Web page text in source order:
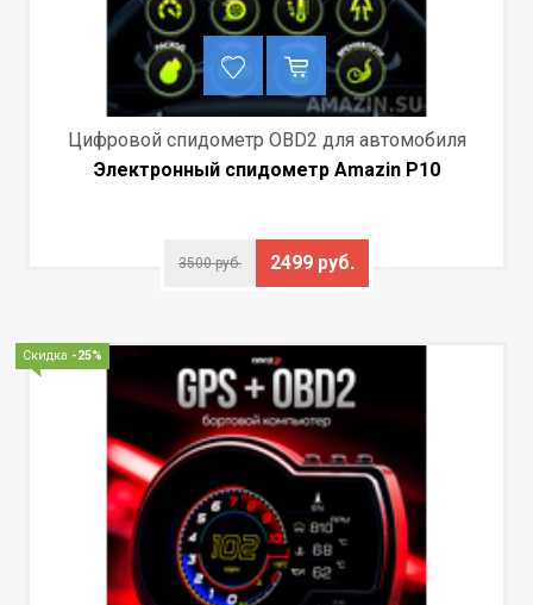
Цифровой спидометр OBD2 для автомобиля
Электронный спидометр Amazin P10
3500 руб. 2499 руб.
Скидка -25%